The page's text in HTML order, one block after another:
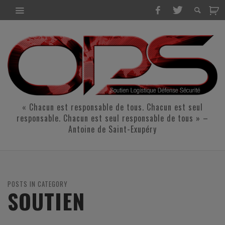
« Chacun est responsable de tous. Chacun est seul
responsable. Chacun est seul responsable de tous » –
Antoine de Saint-Exupéry
POSTS IN CATEGORY
SOUTIEN